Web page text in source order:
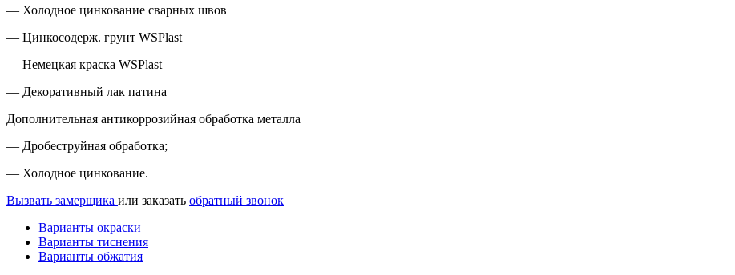
— Холодное цинкование сварных швов
— Цинкосодерж. грунт WSPlast
— Немецкая краска WSPlast
— Декоративный лак патина
Дополнительная антикоррозийная обработка металла
— Дробеструйная обработка;
— Холодное цинкование.
Вызвать замерщика или заказать обратный звонок
Варианты окраски
Варианты тиснения
Варианты обжатия